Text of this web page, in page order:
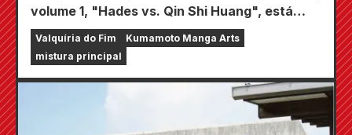
volume 1, "Hades vs. Qin Shi Huang", está
sendo realizada em Kumamoto!
Valquíria do Fim
Kumamoto Manga Arts
mistura principal